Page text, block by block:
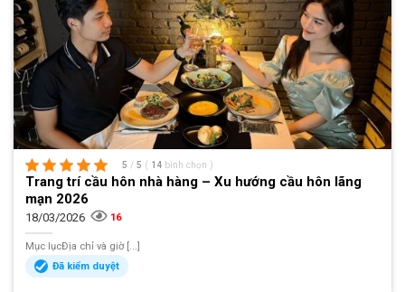
5 / 5 ( 14 bình chọn )
Trang trí cầu hôn nhà hàng – Xu hướng cầu hôn lãng
mạn 2026
18/03/2026 16
Mục lụcĐịa chỉ và giờ [...]
Đã kiểm duyệt